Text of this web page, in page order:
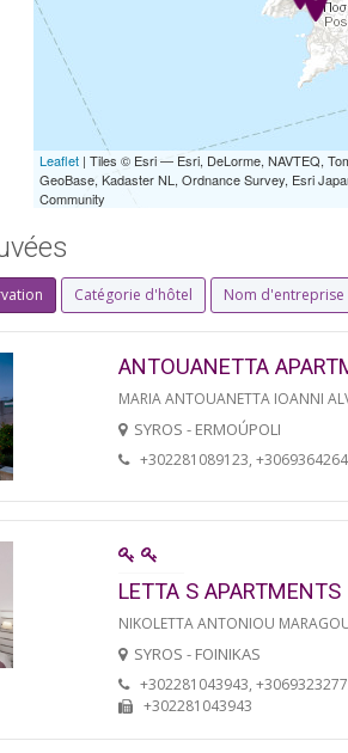
syros_vaporia_F268133321.jpg
Leaflet | Tiles © Esri — Esri, DeLorme, NAVTEQ,
GeoBase, Kadaster NL, Ordnance Survey, Esri
Community
Catégorie d'hôtel Nom d'entreprise
ANTOUANETTA
MARIA ANTOUANETTA IOANNI
SYROS - ERMOÚPOLI
+302281089123,
LETTA S APARTMENTS
NIKOLETTA ANTONIOU
SYROS - FOINIKAS
+302281043943,
+302281043943